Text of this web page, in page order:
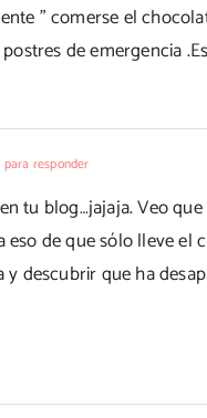
" comerse el
de emergencia
responder
tu blog…jajaja. Veo
eso de que sólo lleve
descubrir que ha